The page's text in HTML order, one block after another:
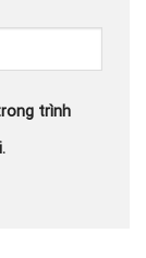
trình